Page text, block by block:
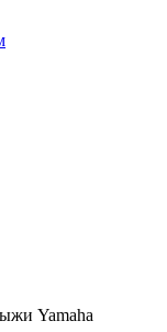
Yamaha